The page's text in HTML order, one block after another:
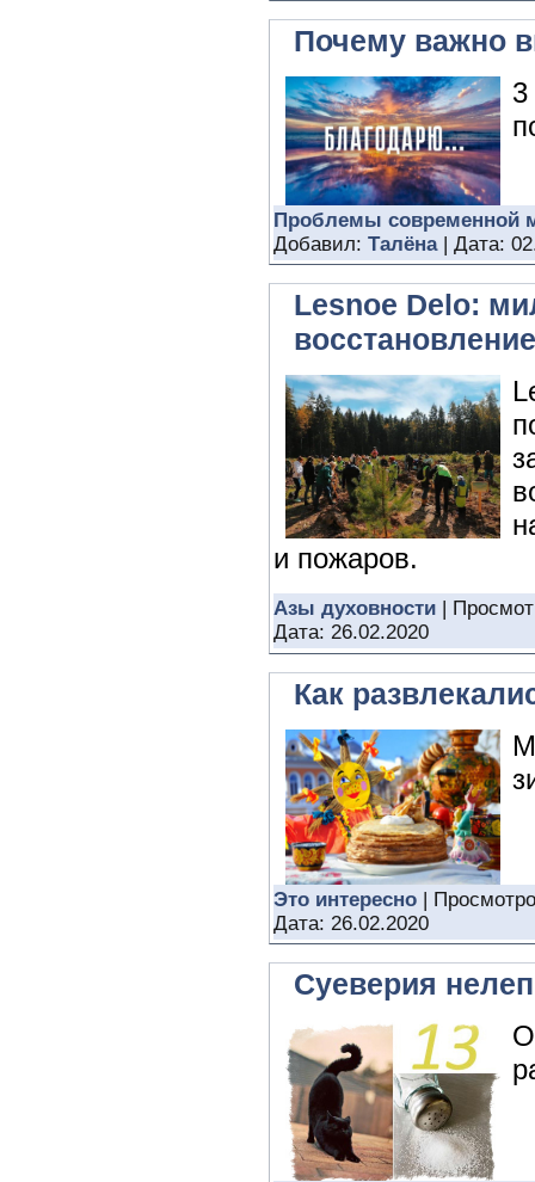
Почему важно
3
Проблемы современной
Добавил: Талёна| Дата:
Lesnoe Delo:
и пожаров.
Азы духовности |
Дата: 26.02.2020
Как
Это интересно |
Дата: 26.02.2020
Суеверия